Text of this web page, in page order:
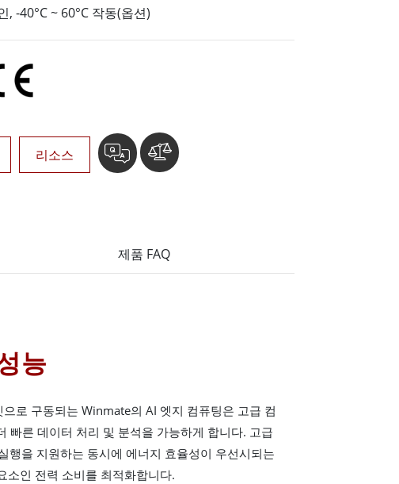
, -40°C ~ 60°C 작동(옵션)
리소스
제품 FAQ
능
로 구동되는 Winmate의 AI 엣지 컴퓨팅은 고급 컴
빠른 데이터 처리 및 분석을 가능하게 합니다. 고급
행을 지원하는 동시에 에너지 효율성이 우선시되는
소인 전력 소비를 최적화합니다.